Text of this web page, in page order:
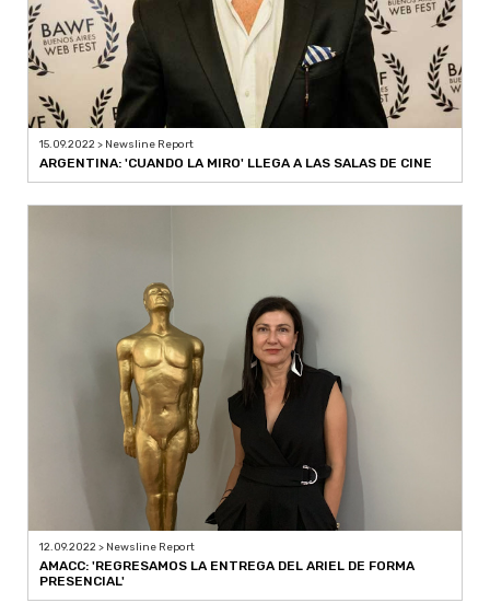
15.09.2022 > Newsline Report
ARGENTINA: 'CUANDO LA MIRO' LLEGA A LAS SALAS DE CINE
12.09.2022 > Newsline Report
AMACC: 'REGRESAMOS LA ENTREGA DEL ARIEL DE FORMA
PRESENCIAL'